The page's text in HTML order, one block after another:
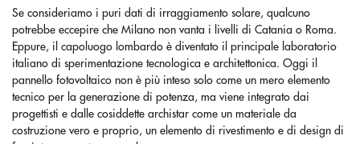
Se consideriamo i puri dati di irraggiamento solare, qualcuno
potrebbe eccepire che Milano non vanta i livelli di Catania o Roma.
Eppure, il capoluogo lombardo è diventato il principale laboratorio
italiano di sperimentazione tecnologica e architettonica. Oggi il
pannello fotovoltaico non è più inteso solo come un mero elemento
tecnico per la generazione di potenza, ma viene integrato dai
progettisti e dalle cosiddette archistar come un materiale da
costruzione vero e proprio, un elemento di rivestimento e di design di